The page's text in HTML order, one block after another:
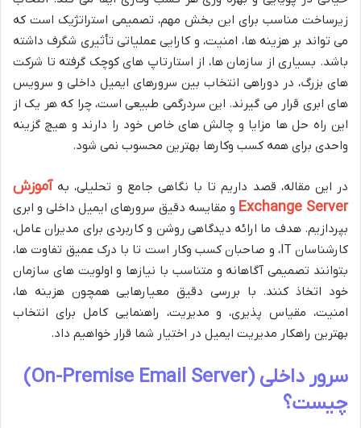
زیرساخت مناسب برای این بخش مهم، تصمیمی استراتژیک است که
می تواند بر هزینه ها، امنیت، و کارایی عملیاتی تأثیری شگرف داشته
باشد. بسیاری از سازمان ها، از استارتاپ های کوچک گرفته تا شرکت
های بزرگ، در دوراهی انتخاب بین سرورهای ایمیل داخلی و سرویس
های ابری قرار می گیرند. این سردرگمی طبیعی است، چرا که هر یک از
این راه حل ها مزایا و چالش های خاص خود را دارند و هیچ گزینه
واحدی برای همه کسب وکارها بهترین محسوب نمی شود.
در این مقاله، قصد داریم تا با نگاهی جامع و تحلیلی، بهآموزش
Exchange Server و مقایسه دقیق سرورهای ایمیل داخلی و ابری
بپردازیم. هدف ما ارائه دیدگاهی روشن و کاربردی برای مدیران عامل،
کارشناسان IT، و صاحبان کسب وکار است تا با درک عمیق تفاوت ها،
بتوانند تصمیمی آگاهانه و متناسب با نیازها و اولویت های سازمان
خود اتخاذ کنند. با بررسی دقیق معیارهایی همچون هزینه ها،
امنیت، مقیاس پذیری، و مدیریت، راهنمایی کامل برای انتخاب
بهترین راهکار مدیریت ایمیل در اختیار شما قرار خواهیم داد.
سرور داخلی (On-Premise Email Server)
چیست؟